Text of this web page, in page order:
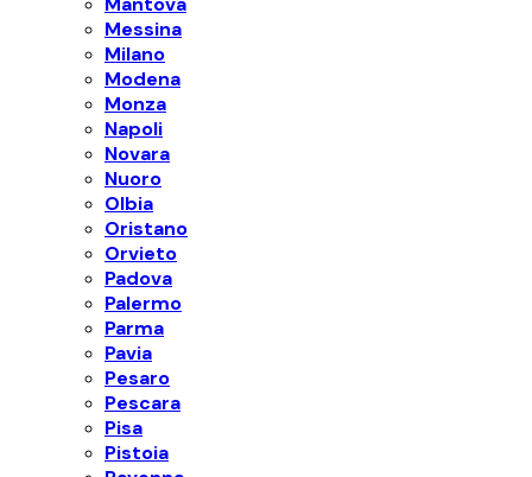
Messina
Milano
Modena
Monza
Napoli
Novara
Nuoro
Olbia
Oristano
Orvieto
Padova
Palermo
Parma
Pavia
Pesaro
Pescara
Pisa
Pistoia